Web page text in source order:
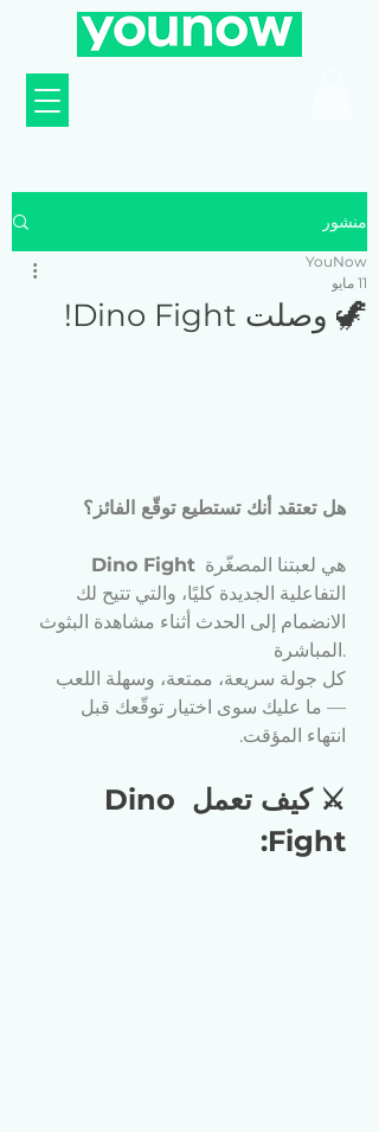
منشور
🦖 وصلت Dino Fight!
YouNow
11 مايو
هل تعتقد أنك تستطيع توقّع الفائز؟
Dino Fight
التفاعلية الجديدة كليًا، والتي تتيح لك
الانضمام إلى الحدث أثناء مشاهدة البثوث
المباشرة.
كل جولة سريعة، ممتعة، وسهلة اللعب
— ما عليك سوى اختيار توقّعك قبل
انتهاء المؤقت.
⚔️ كيف تعمل Dino
Fight: